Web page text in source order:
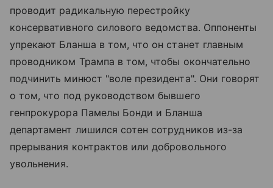
проводит радикальную перестройку
консервативного силового ведомства. Оппоненты
упрекают Бланша в том, что он станет главным
проводником Трампа в том, чтобы окончательно
подчинить минюст "воле президента". Они говорят
о том, что под руководством бывшего
генпрокурора Памелы Бонди и Бланша
департамент лишился сотен сотрудников из-за
прерывания контрактов или добровольного
увольнения.